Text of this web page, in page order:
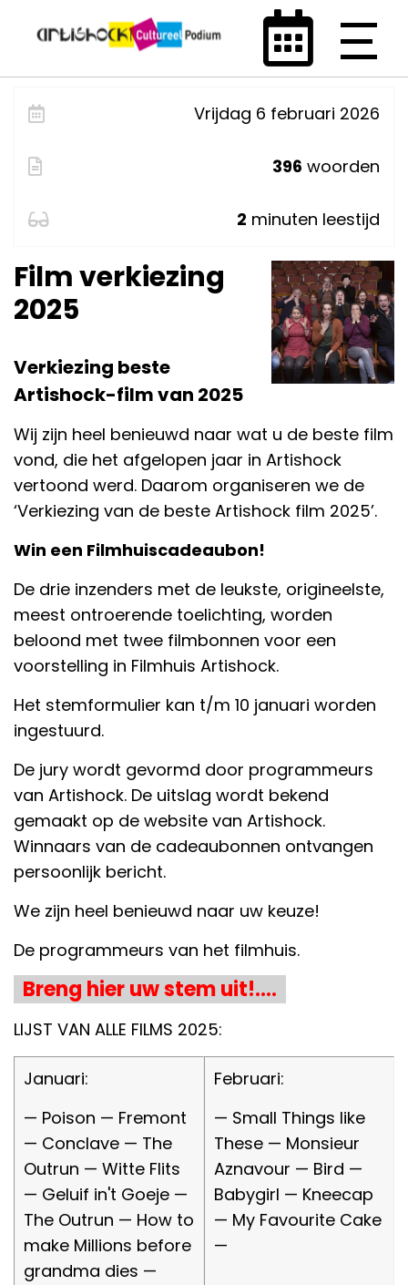
Vrijdag 6 februari 2026
396 woorden
2 minuten leestijd
Film verkiezing
2025
Verkiezing beste
Artishock-film van 2025
Wij zijn heel benieuwd naar wat u de beste film
vond, die het afgelopen jaar in Artishock
vertoond werd. Daarom organiseren we de
‘Verkiezing van de beste Artishock film 2025’.
Win een Filmhuiscadeaubon!
De drie inzenders met de leukste, origineelste,
meest ontroerende toelichting, worden
beloond met twee filmbonnen voor een
voorstelling in Filmhuis Artishock.
Het stemformulier kan t/m 10 januari worden
ingestuurd.
De jury wordt gevormd door programmeurs
van Artishock. De uitslag wordt bekend
gemaakt op de website van Artishock.
Winnaars van de cadeaubonnen ontvangen
persoonlijk bericht.
We zijn heel benieuwd naar uw keuze!
De programmeurs van het filmhuis.
Breng hier uw stem uit!....
LIJST VAN ALLE FILMS 2025:
Januari:
— Poison — Fremont
— Conclave — The
Outrun — Witte Flits
— Geluif in't Goeje —
The Outrun — How to
make Millions before
grandma dies —
Februari:
— Small Things like
These — Monsieur
Aznavour — Bird —
Babygirl — Kneecap
— My Favourite Cake
—